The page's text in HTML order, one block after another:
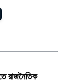
রাজনৈতিক